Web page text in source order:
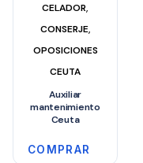
elegir
en
la
página
de
producto
CELADOR,
CONSERJE,
OPOSICIONES
CEUTA
Auxiliar
mantenimiento
Ceuta
COMPRAR